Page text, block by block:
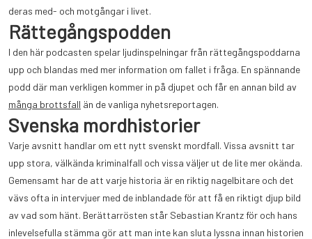
deras med- och motgångar i livet.
Rättegångspodden
I den här podcasten spelar ljudinspelningar från rättegångspoddarna
upp och blandas med mer information om fallet i fråga. En spännande
podd där man verkligen kommer in på djupet och får en annan bild av
många brottsfall än de vanliga nyhetsreportagen.
Svenska mordhistorier
Varje avsnitt handlar om ett nytt svenskt mordfall. Vissa avsnitt tar
upp stora, välkända kriminalfall och vissa väljer ut de lite mer okända.
Gemensamt har de att varje historia är en riktig nagelbitare och det
vävs ofta in intervjuer med de inblandade för att få en riktigt djup bild
av vad som hänt. Berättarrösten står Sebastian Krantz för och hans
inlevelsefulla stämma gör att man inte kan sluta lyssna innan historien